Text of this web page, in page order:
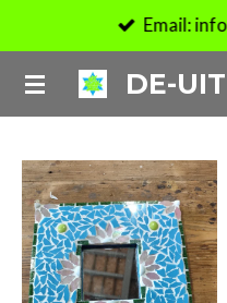
direct
naar
de
hoofdinhoud
DE-
Email: